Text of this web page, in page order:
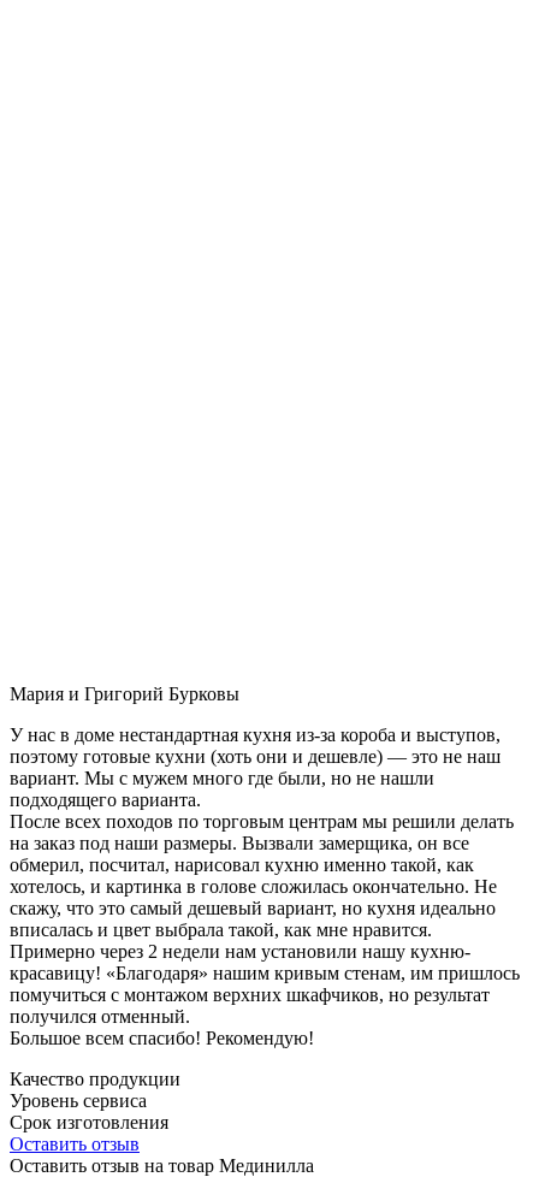
Мария и Григорий Бурковы
У нас в доме нестандартная кухня из-за короба и выступов,
поэтому готовые кухни (хоть они и дешевле) — это не наш
вариант. Мы с мужем много где были, но не нашли
подходящего варианта.
После всех походов по торговым центрам мы решили делать
на заказ под наши размеры. Вызвали замерщика, он все
обмерил, посчитал, нарисовал кухню именно такой, как
хотелось, и картинка в голове сложилась окончательно. Не
скажу, что это самый дешевый вариант, но кухня идеально
вписалась и цвет выбрала такой, как мне нравится.
Примерно через 2 недели нам установили нашу кухню-
красавицу! «Благодаря» нашим кривым стенам, им пришлось
помучиться с монтажом верхних шкафчиков, но результат
получился отменный.
Большое всем спасибо! Рекомендую!
Качество продукции
Уровень сервиса
Срок изготовления
Оставить отзыв
Оставить отзыв на товар Мединилла